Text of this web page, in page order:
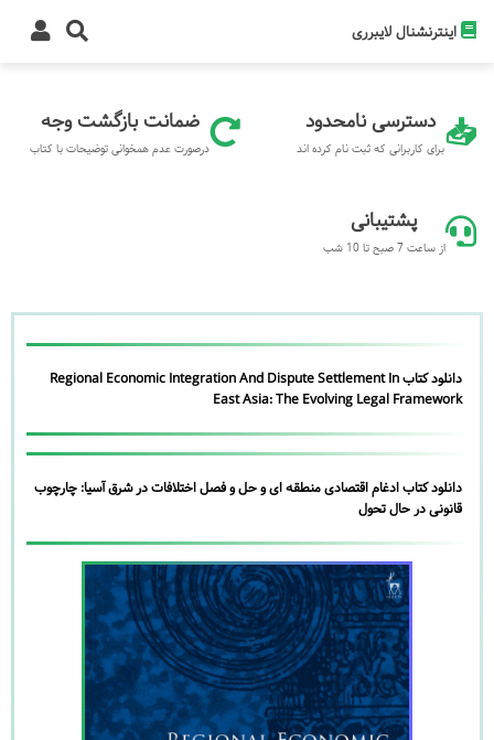
اینترنشنال لایبرری
دسترسی نامحدود
برای کاربرانی که ثبت نام کرده اند
ضمانت بازگشت وجه
درصورت عدم همخوانی توضیحات با کتاب
پشتیبانی
از ساعت 7 صبح تا 10 شب
دانلود کتاب Regional Economic Integration And Dispute Settlement In
East Asia: The Evolving Legal Framework
دانلود کتاب ادغام اقتصادی منطقه ای و حل و فصل اختلافات در شرق آسیا: چارچوب
قانونی در حال تحول